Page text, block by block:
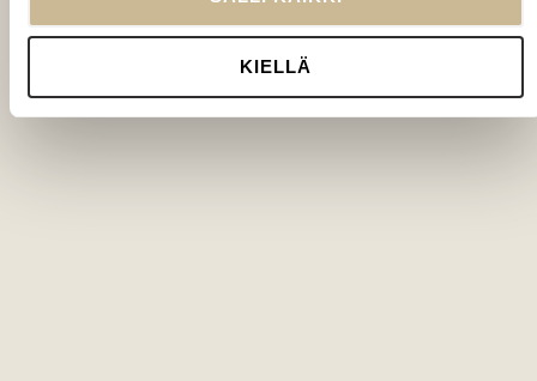
KIELLÄ